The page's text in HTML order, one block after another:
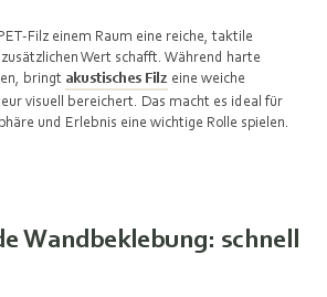
einem Raum eine reiche, taktile
Wert schafft. Während harte
bringt akustisches Filz eine weiche
visuell bereichert. Das macht es ideal für
und Erlebnis eine wichtige Rolle spielen.
Wandbeklebung: schnell